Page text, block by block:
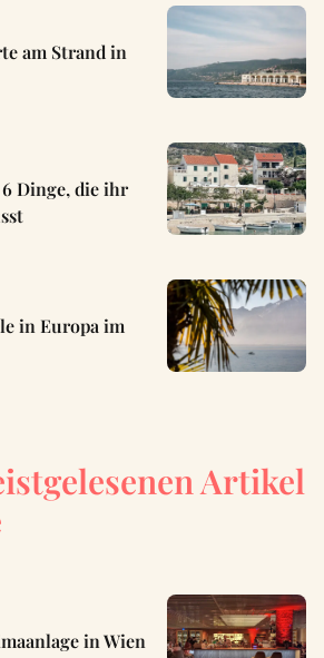
am Strand in
Dinge, die ihr
in Europa im
Artikel
in Wien